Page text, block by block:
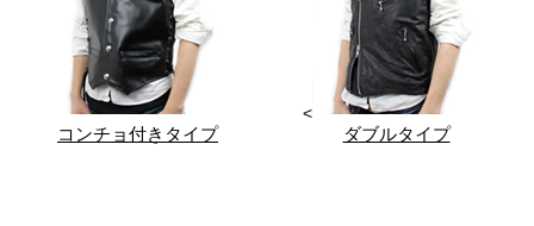
コンチョ付きタイプ
<
ダブルタイプ